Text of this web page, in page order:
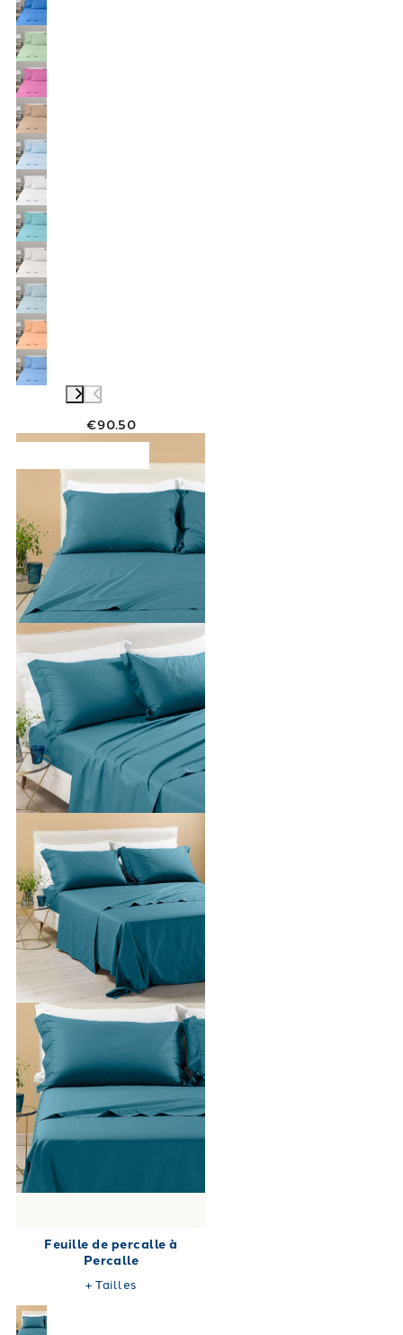
€90.50
Link to "
Feuille de percalle à
Percalle
+Tailles